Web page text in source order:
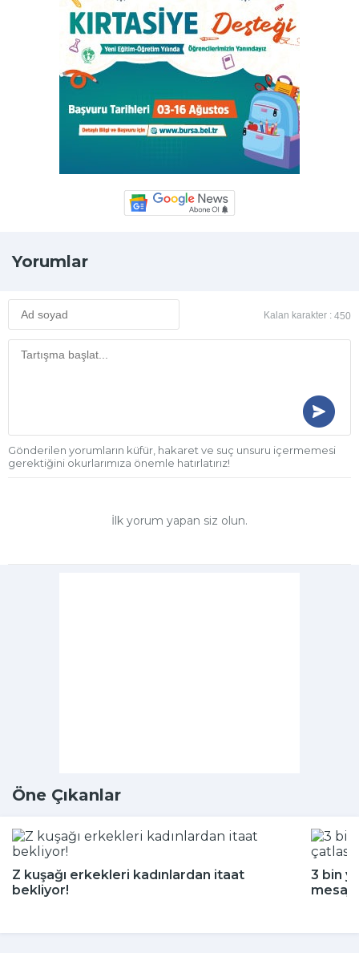
Yorumlar
Kalan karakter : 450
Gönderilen yorumların küfür, hakaret ve suç unsuru içermemesi
gerektiğini okurlarımıza önemle hatırlatırız!
İlk yorum yapan siz olun.
Öne Çıkanlar
Z kuşağı erkekleri kadınlardan itaat
bekliyor!
3 bin
mesajı